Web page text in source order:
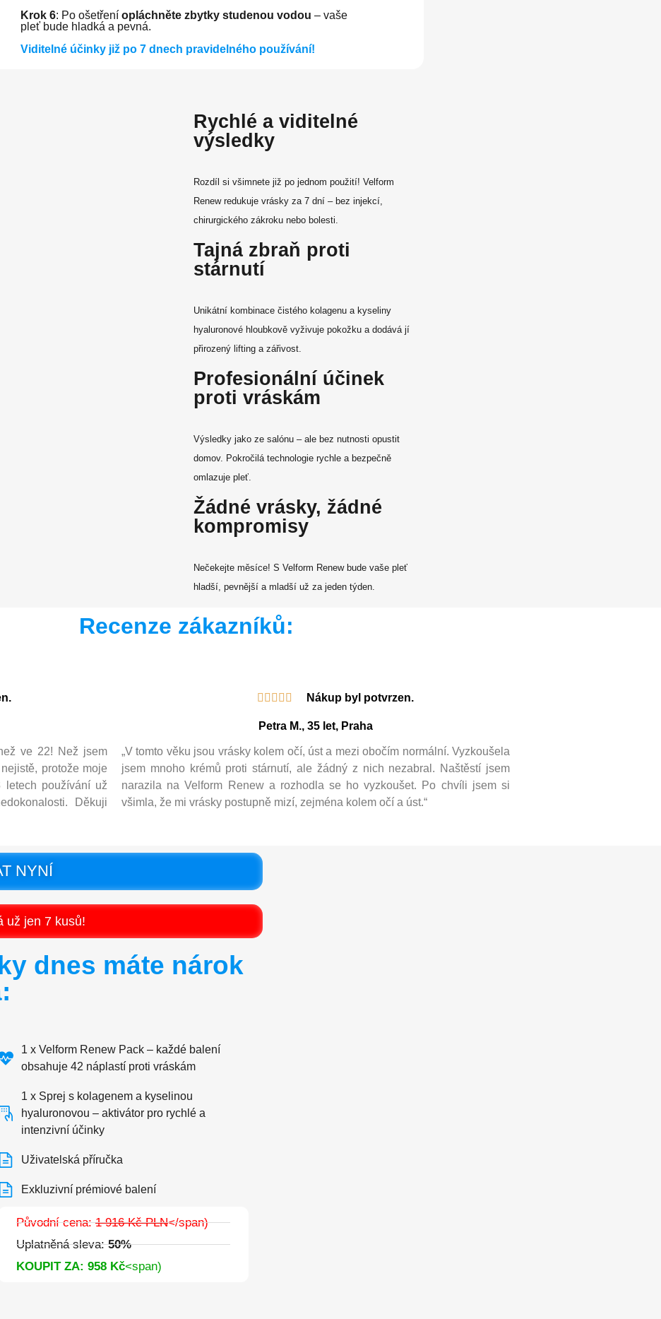
Krok 6: Po ošetření opláchněte zbytky studenou vodou – vaše
pleť bude hladká a pevná.
Viditelné účinky již po 7 dnech pravidelného používání!
Rychlé a viditelné
výsledky
Rozdíl si všimnete již po jednom použití! Velform
Renew redukuje vrásky za 7 dní – bez injekcí,
chirurgického zákroku nebo bolesti.
Tajná zbraň proti
stárnutí
Unikátní kombinace čistého kolagenu a kyseliny
hyaluronové hloubkově vyživuje pokožku a dodává jí
přirozený lifting a zářivost.
Profesionální účinek
proti vráskám
Výsledky jako ze salónu – ale bez nutnosti opustit
domov. Pokročilá technologie rychle a bezpečně
omlazuje pleť.
Žádné vrásky, žádné
kompromisy
Nečekejte měsíce! S Velform Renew bude vaše pleť
hladší, pevnější a mladší už za jeden týden.
Recenze zákazníků:
ve 22! Než jsem
protože moje
letech používání už
Děkuji
     Nákup byl potvrzen.
Petra M., 35 let, Praha
„V tomto věku jsou vrásky kolem očí, úst a mezi obočím normální. Vyzkoušela
jsem mnoho krémů proti stárnutí, ale žádný z nich nezabral. Naštěstí jsem
narazila na Velform Renew a rozhodla se ho vyzkoušet. Po chvíli jsem si
všimla, že mi vrásky postupně mizí, zejména kolem očí a úst.“
NYNÍ
už jen 7 kusů!
dnes máte nárok
1 x Velform Renew Pack – každé balení
obsahuje 42 náplastí proti vráskám
1 x Sprej s kolagenem a kyselinou
hyaluronovou – aktivátor pro rychlé a
intenzivní účinky
Uživatelská příručka
Exkluzivní prémiové balení
Původní cena:1 916 Kč PLN</span)
Uplatněná sleva:50%
KOUPIT ZA: 958 Kč<span)